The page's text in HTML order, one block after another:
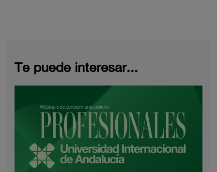
Te puede interesar...